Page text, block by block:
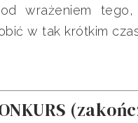
wrażeniem
w tak krótkim